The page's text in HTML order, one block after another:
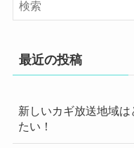
最近の投稿
新しいカギ放送地域
たい！